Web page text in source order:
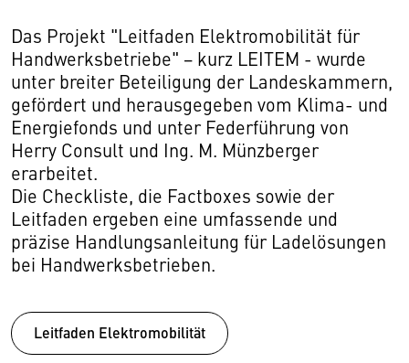
Das Projekt "Leitfaden Elektromobilität für
Handwerksbetriebe" − kurz LEITEM - wurde
unter breiter Beteiligung der Landeskammern,
gefördert und herausgegeben vom Klima- und
Energiefonds und unter Federführung von
Herry Consult und Ing. M. Münzberger
erarbeitet.
Die Checkliste, die Factboxes sowie der
Leitfaden ergeben eine umfassende und
präzise Handlungsanleitung für Ladelösungen
bei Handwerksbetrieben.
Leitfaden Elektromobilität